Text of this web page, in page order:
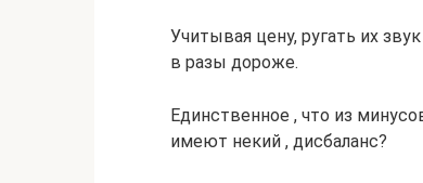
Учитывая цену, ругать их
в разы дороже.
Единственное , что из
имеют некий , дисбаланс?